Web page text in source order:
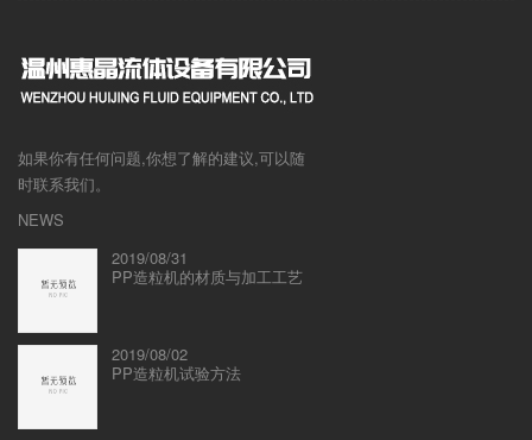
如果你有任何问题,你想了解的建议,可以随
时联系我们。
NEWS
2019/08/31
​PP造粒机的材质与加工工艺
2019/08/02
​PP造粒机试验方法